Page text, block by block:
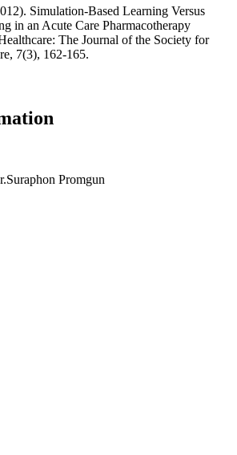
Simulation-Based Learning Versus
in an Acute Care Pharmacotherapy
The Journal of the Society for
7(3), 162-165.
Promgun